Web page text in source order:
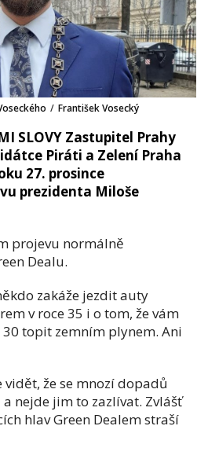
/ František Vosecký
SLOVY Zastupitel Prahy
Piráti a Zelení Praha
27. prosince
prezidenta Miloše
projevu normálně
Dealu.
zakáže jezdit auty
v roce 35 i o tom, že vám
30 topit zemním plynem. Ani
že se mnozí dopadů
nejde jim to zazlívat. Zvlášť
hlav Green Dealem straší